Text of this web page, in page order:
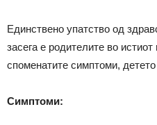
Единствено упатство од
засега е родителите во
споменатите симптоми,
Симптоми: